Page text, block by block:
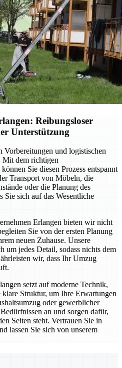
Reibungsloser
Unterstützung
und logistischen
Mit dem richtigen
Sie diesen Prozess entspannt
Transport von Möbeln, die
oder die Planung des
Sie sich auf das Wesentliche
Erlangen bieten wir nicht
Sie von der ersten Planung
neuen Zuhause. Unsere
um jedes Detail, sodass nichts dem
wir, dass Ihr Umzug
setzt auf moderne Technik,
Struktur, um Ihre Erwartungen
oder gewerblicher
an und sorgen dafür,
Seiten steht. Vertrauen Sie in
lassen Sie sich von unserem